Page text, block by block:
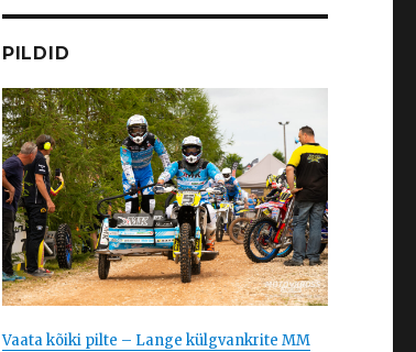
PILDID
Vaata kõiki pilte – Lange külgvankrite MM